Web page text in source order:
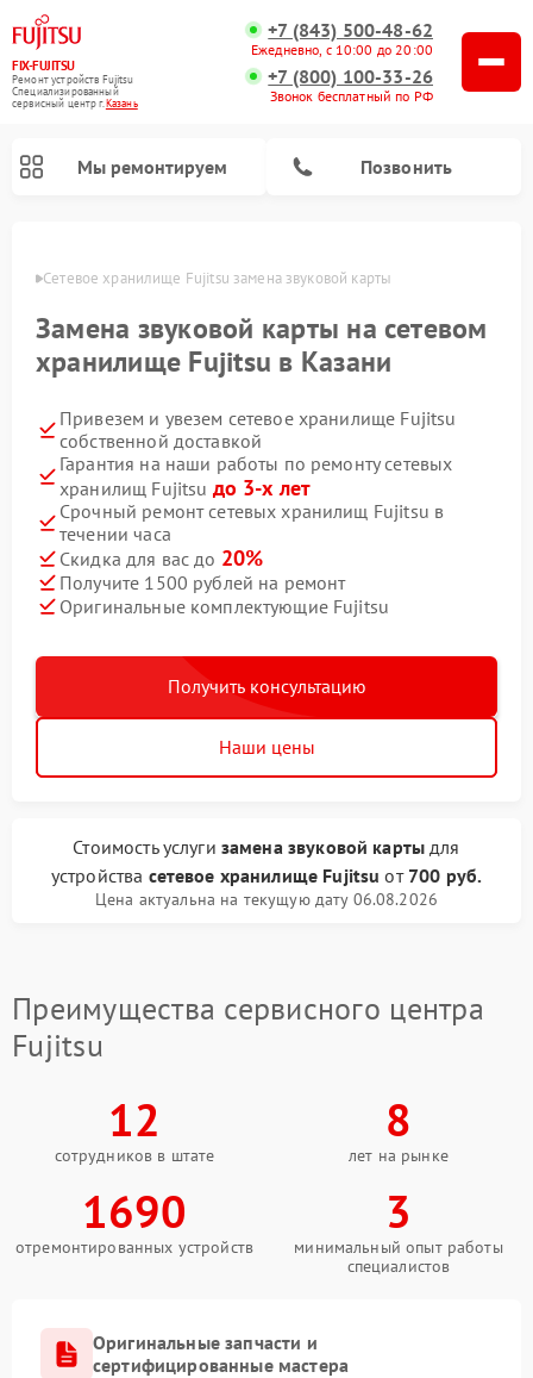
FIX-FUJITSU
Ремонт устройств Fujitsu
Специализированный
cервисный центр г.Казань
+7 (843) 500-48-62
Ежедневно, с 10:00 до 20:00
+7 (800) 100-33-26
Звонок бесплатный по РФ
Мы ремонтируем Позвонить
Сетевое хранилище Fujitsu замена звуковой карты
Замена звуковой карты на сетевом
хранилище Fujitsu в Казани
Привезем и увезем сетевое хранилище Fujitsu
собственной доставкой
Гарантия на наши работы по ремонту сетевых
хранилищ Fujitsu до 3-х лет
Срочный ремонт сетевых хранилищ Fujitsu в
течении часа
Скидка для вас до 20%
Получите 1500 рублей на ремонт
Оригинальные комплектующие Fujitsu
Получить консультацию
Наши цены
Стоимость услуги замена звуковой карты для
устройства сетевое хранилище Fujitsu от 700 руб.
Цена актуальна на текущую дату 06.08.2026
Преимущества сервисного центра
Fujitsu
12
сотрудников в штате
8
лет на рынке
1690
отремонтированных устройств
3
минимальный опыт работы
специалистов
Оригинальные запчасти и
сертифицированные мастера